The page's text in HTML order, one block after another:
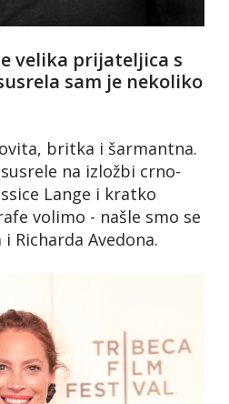
velika prijateljica s
sam je nekoliko
britka i šarmantna.
na izložbi crno-
Lange i kratko
volimo - našle smo se
Richarda Avedona.